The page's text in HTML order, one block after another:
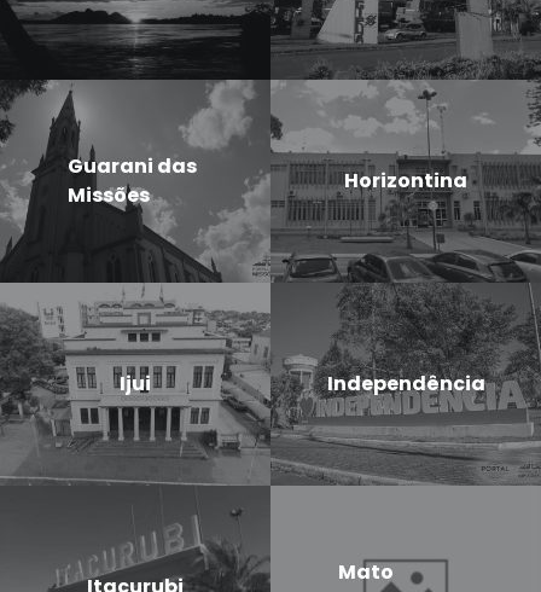
Guarani das
Missões
Horizontina
Ijui Independência
Mato